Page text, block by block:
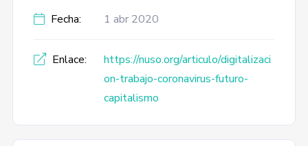
Fecha: 1 abr 2020
Enlace:
https://nuso.org/articulo/digitalizaci
on-trabajo-coronavirus-futuro-
capitalismo